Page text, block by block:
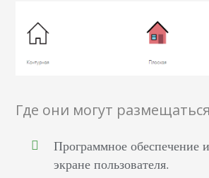
Где они могут размещаться
Программное обеспечение
экране пользователя.